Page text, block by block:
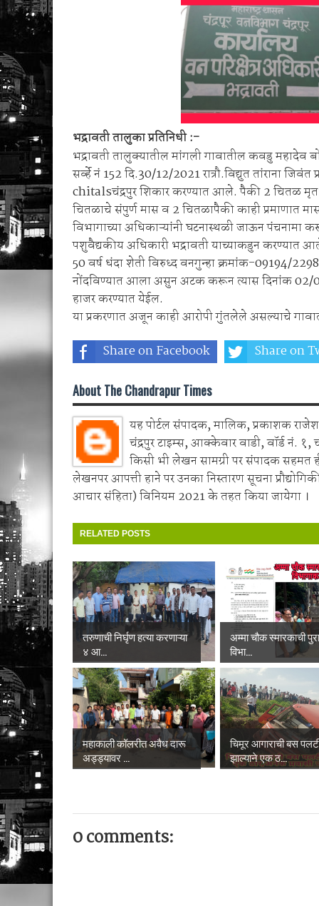
सिंदेवाही पोलिसांची धडक कारवाई; २५
🚨 एकाच नंबरवर दोन हायवा; एकाच ई-टीपीवर
भद्रावती तालुका प्रतिनिधी :-
भद्रावती तालुक्यातील मांगली गावातील कवडु महादेव
सर्व्हे नं 152 दि.30/12/2021 रात्रौ.विद्युत तांराना जिवंत
chitalsचंद्रपुर शिकार करण्यात आले. पैकी 2 चितळ
चितळाचे संपुर्ण मास व 2 चितळापैकी काही प्रमाणात
विभागाच्या अधिकाऱ्यांनी घटनास्थळी जाऊन
पशुवैद्यकीय अधिकारी भद्रावती याच्याकडुन करण्यात
50 वर्ष धंदा शेती विरुध्द वनगुन्हा क्रमांक-09194/
नोंदविण्यात आला असुन अटक करून त्यास दिनांक 02/
हाजर करण्यात येईल.
या प्रकरणात अजून काही आरोपी गुंतलेले असल्याचे
Share on Facebook
Share on
About The Chandrapur Times
यह पोर्टल संपादक, मालिक, प्रकाशक राजेश
चंद्रपुर टाइम्स, आक्केवार वाडी, वॉर्ड नं. १,
किसी भी लेखन सामग्री पर संपादक सहमत
लेखनपर आपत्ती हाने पर उनका निस्तारण सूचना
आचार संहिता) विनियम 2021 के तहत किया जायेगा ।
RELATED POSTS
तरुणाची निर्घृण हत्या करणाऱ्या
४ आ...
अम्मा चौक स्मारकाची
विभा...
महाकाली कॉलरीत अवैध दारू
अड्ड्यावर ...
चिमूर आगाराची बस
झाल्याने एक ठ...
0 comments: